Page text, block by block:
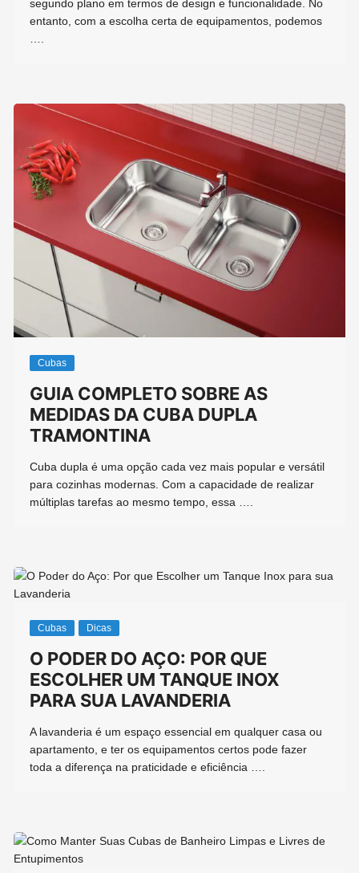
segundo plano em termos de design e funcionalidade. No
entanto, com a escolha certa de equipamentos, podemos
Cubas
GUIA COMPLETO SOBRE AS
MEDIDAS DA CUBA DUPLA
TRAMONTINA
Cuba dupla é uma opção cada vez mais popular e versátil
para cozinhas modernas. Com a capacidade de realizar
múltiplas tarefas ao mesmo tempo, essa ….
Cubas Dicas
O PODER DO AÇO: POR QUE
ESCOLHER UM TANQUE INOX
PARA SUA LAVANDERIA
A lavanderia é um espaço essencial em qualquer casa ou
apartamento, e ter os equipamentos certos pode fazer
toda a diferença na praticidade e eficiência ….